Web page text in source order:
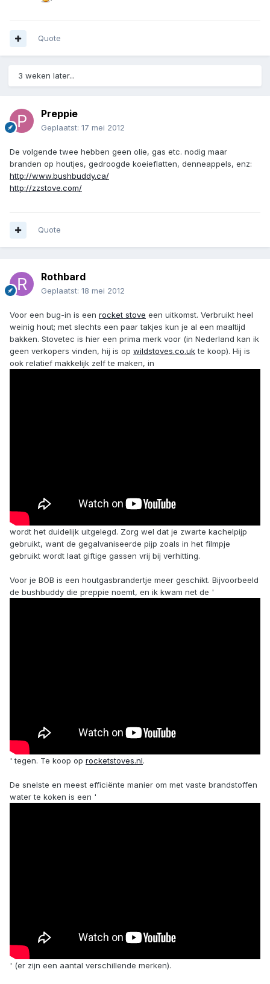
Quote
3 weken later...
Preppie
Geplaatst: 17 mei 2012
De volgende twee hebben geen olie, gas etc. nodig maar
branden op houtjes, gedroogde koeieflatten, denneappels, enz:
http://www.bushbuddy.ca/
http://zzstove.com/
Quote
Rothbard
Geplaatst: 18 mei 2012
Voor een bug-in is een rocket stove een uitkomst. Verbruikt heel
weinig hout; met slechts een paar takjes kun je al een maaltijd
bakken. Stovetec is hier een prima merk voor (in Nederland kan ik
geen verkopers vinden, hij is op wildstoves.co.ukte koop). Hij is
ook relatief makkelijk zelf te maken, in
wordt het duidelijk uitgelegd. Zorg wel dat je zwarte kachelpijp
gebruikt, want de gegalvaniseerde pijp zoals in het filmpje
gebruikt wordt laat giftige gassen vrij bij verhitting.
Voor je BOB is een houtgasbrandertje meer geschikt. Bijvoorbeeld
de bushbuddy die preppie noemt, en ik kwam net de '
' tegen. Te koop op rocketstoves.nl.
De snelste en meest efficiënte manier om met vaste brandstoffen
water te koken is een '
' (er zijn een aantal verschillende merken).